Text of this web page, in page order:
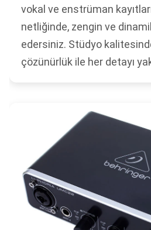
vokal ve enstrüman
netliğinde, zengin ve
edersiniz. Stüdyo
çözünürlük ile her detayı